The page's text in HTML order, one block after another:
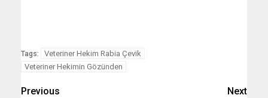
Tags:
Veteriner Hekim Rabia Çevik
Veteriner Hekimin Gözünden
Previous
Next